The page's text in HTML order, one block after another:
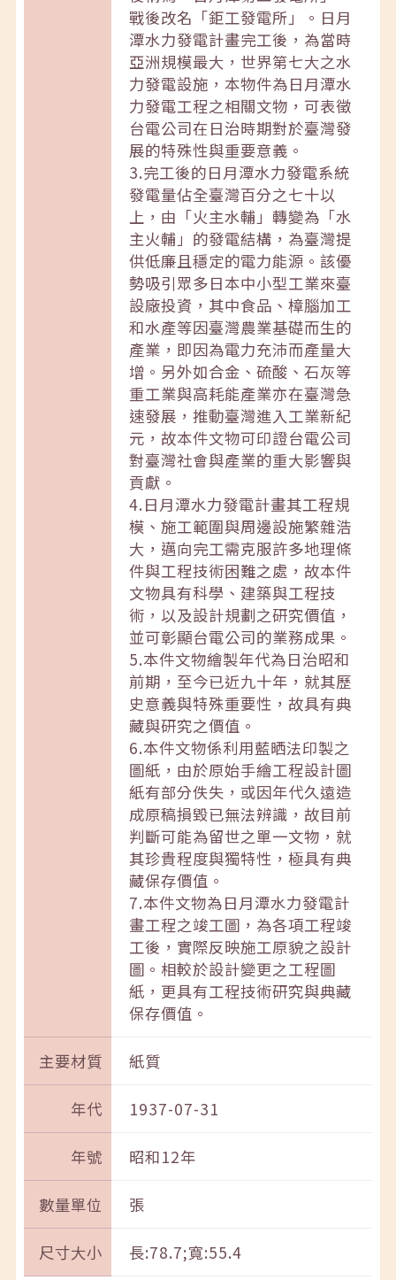
戰後改名「鉅工發電所」。日月
潭水力發電計畫完工後，為當時
亞洲規模最大，世界第七大之水
力發電設施，本物件為日月潭水
力發電工程之相關文物，可表徵
台電公司在日治時期對於臺灣發
展的特殊性與重要意義。
3.完工後的日月潭水力發電系統
發電量佔全臺灣百分之七十以
上，由「火主水輔」轉變為「水
主火輔」的發電結構，為臺灣提
供低廉且穩定的電力能源。該優
勢吸引眾多日本中小型工業來臺
設廠投資，其中食品、樟腦加工
和水產等因臺灣農業基礎而生的
產業，即因為電力充沛而產量大
增。另外如合金、硫酸、石灰等
重工業與高耗能產業亦在臺灣急
速發展，推動臺灣進入工業新紀
元，故本件文物可印證台電公司
對臺灣社會與產業的重大影響與
貢獻。
4.日月潭水力發電計畫其工程規
模、施工範圍與周邊設施繁雜浩
大，邁向完工需克服許多地理條
件與工程技術困難之處，故本件
文物具有科學、建築與工程技
術，以及設計規劃之研究價值，
並可彰顯台電公司的業務成果。
5.本件文物繪製年代為日治昭和
前期，至今已近九十年，就其歷
史意義與特殊重要性，故具有典
藏與研究之價值。
6.本件文物係利用藍晒法印製之
圖紙，由於原始手繪工程設計圖
紙有部分佚失，或因年代久遠造
成原稿損毀已無法辨識，故目前
判斷可能為留世之單一文物，就
其珍貴程度與獨特性，極具有典
藏保存價值。
7.本件文物為日月潭水力發電計
畫工程之竣工圖，為各項工程竣
工後，實際反映施工原貌之設計
圖。相較於設計變更之工程圖
紙，更具有工程技術研究與典藏
保存價值。
主要材質 紙質
年代 1937-07-31
年號 昭和12年
數量單位 張
尺寸大小 長:78.7;寬:55.4